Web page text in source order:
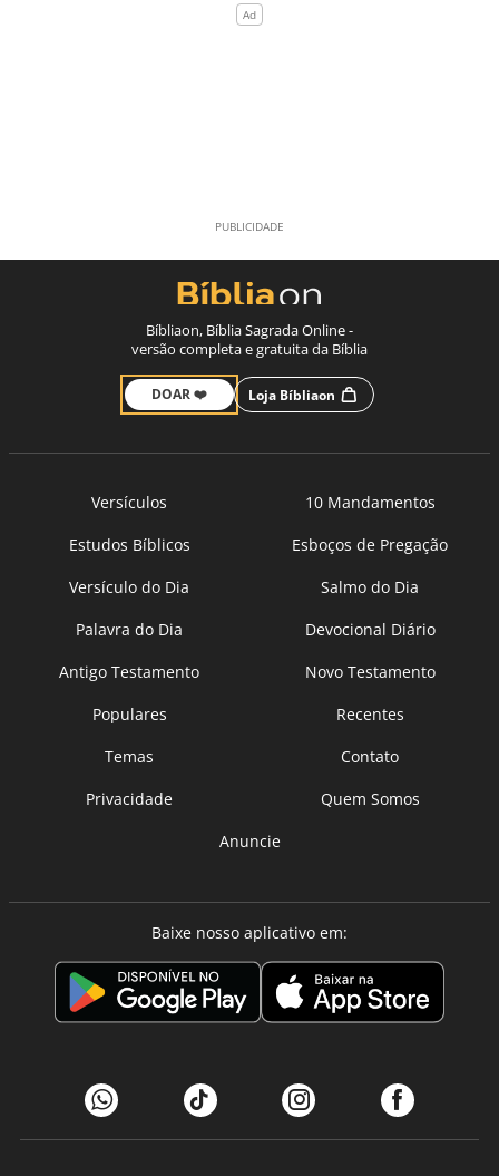
Bíbliaon, Bíblia Sagrada Online -
versão completa e gratuita da Bíblia
DOAR ❤️ Loja Bíbliaon
Versículos
10 Mandamentos
Estudos Bíblicos
Esboços de Pregação
Versículo do Dia
Salmo do Dia
Palavra do Dia
Devocional Diário
Antigo Testamento
Novo Testamento
Populares
Recentes
Temas
Contato
Privacidade
Quem Somos
Anuncie
Baixe nosso aplicativo em: